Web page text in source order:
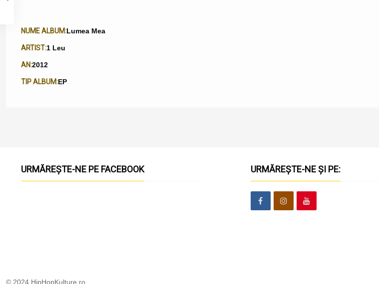
NUME ALBUM:Lumea Mea
ARTIST:1 Leu
AN:2012
TIP ALBUM:EP
URMĂREȘTE-NE PE FACEBOOK URMĂREȘTE-NE ȘI PE:
© 2024 HipHopKulture.ro